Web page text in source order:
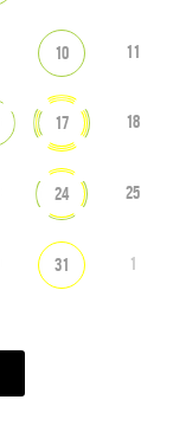
10 11
17 18
24 25
31 1